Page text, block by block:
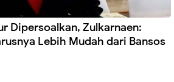
Dipersoalkan, Zulkarnaen:
Lebih Mudah dari Bansos